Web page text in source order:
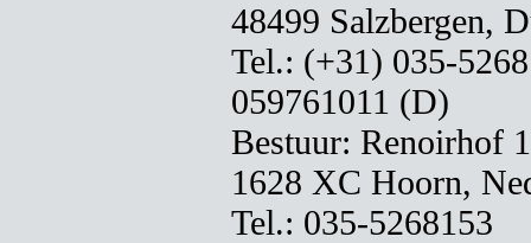
48499 Salzbergen,
Tel.: (+31) 035-
059761011 (D)
Bestuur: Renoirhof
1628 XC Hoorn,
Tel.: 035-5268153